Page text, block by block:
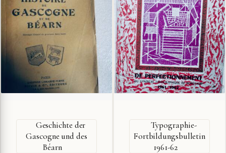
Geschichte der
Gascogne und des
Béarn
Typographie-
Fortbildungsbulletin
1961-62